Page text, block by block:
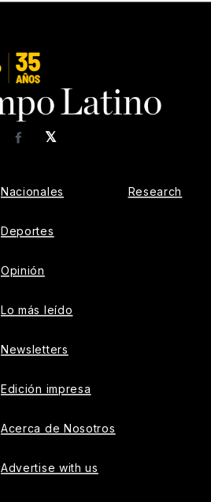
𝕏
Facebook
Nacionales
Deportes
Opinión
Lo más leído
Newsletters
Edición impresa
Acerca de Nosotros
Advertise with us
Research